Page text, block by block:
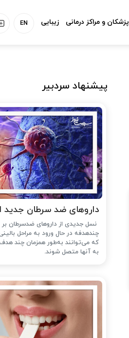
EN پزشکان و مراکز درمانی زیبایی
پیشنهاد سردبیر
داروهای ضد سرطان جدید
نسل جدیدی از داروهای ضدسرطان بر
چندهدفه در حال ورود به مراحل
که می‌توانند به‌طور همزمان چند
به آنها متصل شوند.